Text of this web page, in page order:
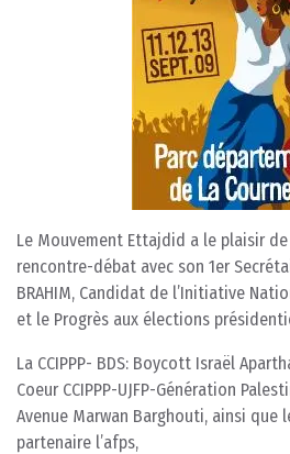
Le Mouvement Ettajdid a le plaisir
rencontre-débat avec son 1er
BRAHIM, Candidat de l’Initiative
et le Progrès aux élections
La CCIPPP- BDS: Boycott Israël
Coeur CCIPPP-UJFP-Génération
Avenue Marwan Barghouti, ainsi que
partenaire l’afps,